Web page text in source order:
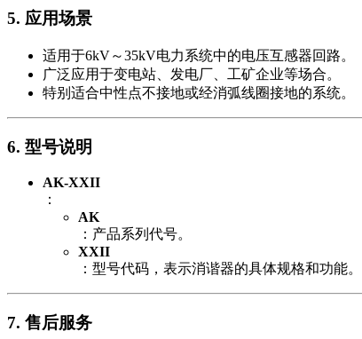
5. 应用场景
适用于6kV～35kV电力系统中的电压互感器回路。
广泛应用于变电站、发电厂、工矿企业等场合。
特别适合中性点不接地或经消弧线圈接地的系统。
6. 型号说明
AK-XXII
：
AK
：产品系列代号。
XXII
：型号代码，表示消谐器的具体规格和功能。
7. 售后服务